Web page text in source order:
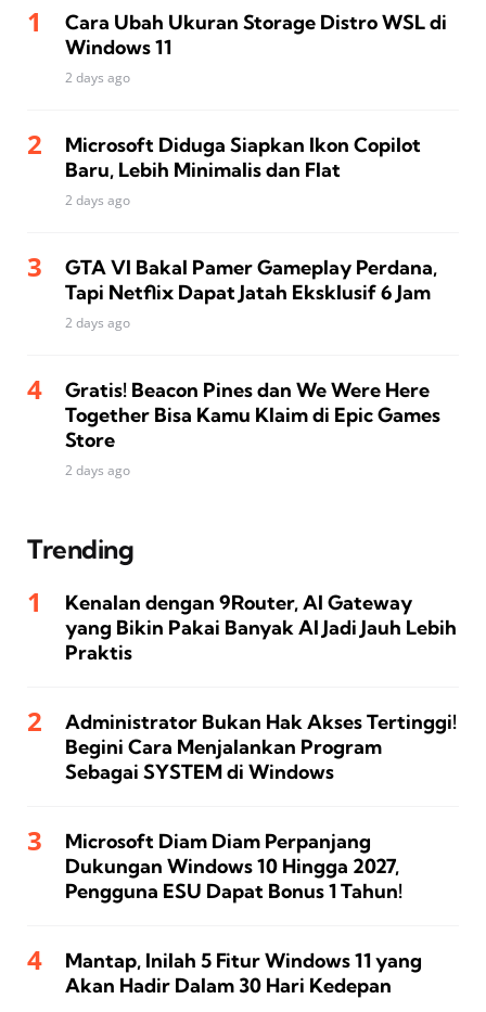
Cara Ubah Ukuran Storage Distro WSL di
Windows 11
2 days ago
Microsoft Diduga Siapkan Ikon Copilot
Baru, Lebih Minimalis dan Flat
2 days ago
GTA VI Bakal Pamer Gameplay Perdana,
Tapi Netflix Dapat Jatah Eksklusif 6 Jam
2 days ago
Gratis! Beacon Pines dan We Were Here
Together Bisa Kamu Klaim di Epic Games
Store
2 days ago
Trending
Kenalan dengan 9Router, AI Gateway
yang Bikin Pakai Banyak AI Jadi Jauh Lebih
Praktis
Administrator Bukan Hak Akses Tertinggi!
Begini Cara Menjalankan Program
Sebagai SYSTEM di Windows
Microsoft Diam Diam Perpanjang
Dukungan Windows 10 Hingga 2027,
Pengguna ESU Dapat Bonus 1 Tahun!
Mantap, Inilah 5 Fitur Windows 11 yang
Akan Hadir Dalam 30 Hari Kedepan